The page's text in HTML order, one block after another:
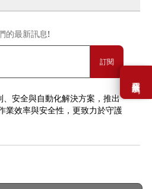
需要幫助嗎？
的最新訊息!
訂閱
安全與自動化解決方案，推出
業效率與安全性，更致力於守護